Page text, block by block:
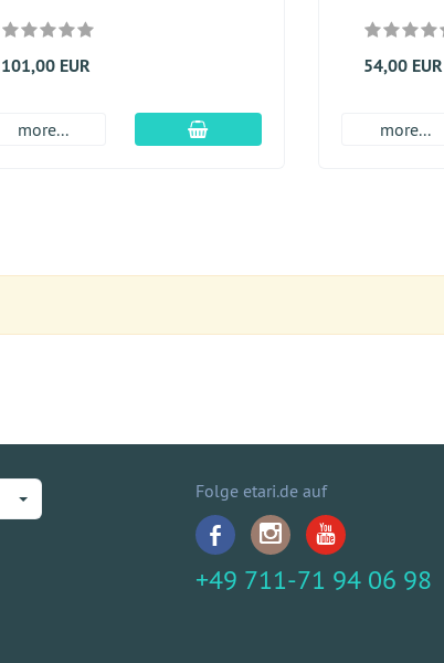
101,00 EUR
more... Įdėti į krepšį
54,00 EUR
more...
Folge etari.de auf
+49 711-71 94 06 98